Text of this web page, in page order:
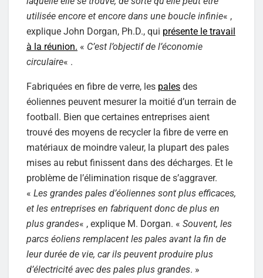
utilisée encore et encore dans une boucle infinie« ,
explique John Dorgan, Ph.D., qui présente le travail
à la réunion. « C’est l’objectif de l’économie
circulaire« .
Fabriquées en fibre de verre, les pales des
éoliennes peuvent mesurer la moitié d’un terrain de
football. Bien que certaines entreprises aient
trouvé des moyens de recycler la fibre de verre en
matériaux de moindre valeur, la plupart des pales
mises au rebut finissent dans des décharges. Et le
problème de l’élimination risque de s’aggraver.
« Les grandes pales d’éoliennes sont plus efficaces,
et les entreprises en fabriquent donc de plus en
plus grandes« , explique M. Dorgan. « Souvent, les
parcs éoliens remplacent les pales avant la fin de
leur durée de vie, car ils peuvent produire plus
d’électricité avec des pales plus grandes. »